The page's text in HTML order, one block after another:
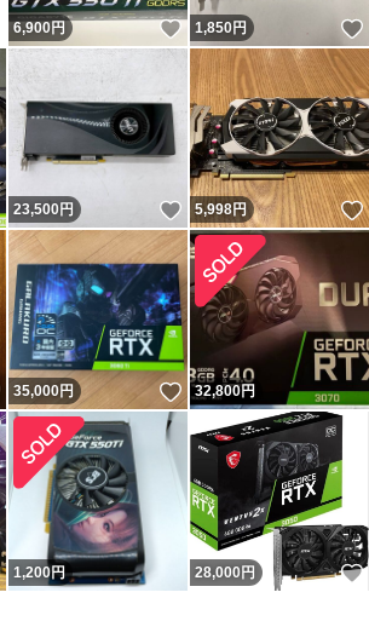
いいね！
6,900円 いいね！
1,850円
23,500円 いいね！
5,998円
いいね！
35,000円 いいね！
32,800円
いいね！
1,200円 28,000 円